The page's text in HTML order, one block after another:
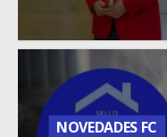
NOVEDADES FC